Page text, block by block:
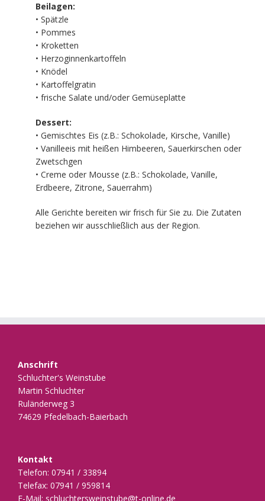
Beilagen:
• Spätzle
• Pommes
• Kroketten
• Herzoginnenkartoffeln
• Knödel
• Kartoffelgratin
• frische Salate und/oder Gemüseplatte
Dessert:
• Gemischtes Eis (z.B.: Schokolade, Kirsche, Vanille)
• Vanilleeis mit heißen Himbeeren, Sauerkirschen oder
Zwetschgen
• Creme oder Mousse (z.B.: Schokolade, Vanille,
Erdbeere, Zitrone, Sauerrahm)
Alle Gerichte bereiten wir frisch für Sie zu. Die Zutaten
beziehen wir ausschließlich aus der Region.
Anschrift
Schluchter's Weinstube
Martin Schluchter
Ruländerweg 3
74629 Pfedelbach-Baierbach
Kontakt
Telefon: 07941 / 33894
Telefax: 07941 / 959814
E-Mail: schluchtersweinstube@t-online.de